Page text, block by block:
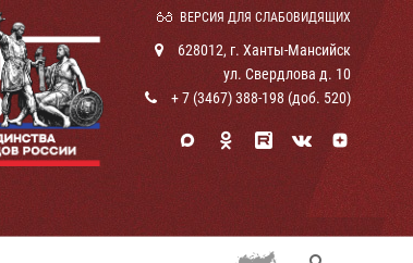
ВЕРСИЯ ДЛЯ СЛАБОВИДЯЩИХ
628012, г. Ханты-Мансийск
ул. Свердлова д. 10
+ 7 (3467) 388-198 (доб. 520)